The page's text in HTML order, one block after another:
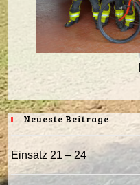
Neueste Beiträge
Einsatz 21 – 24